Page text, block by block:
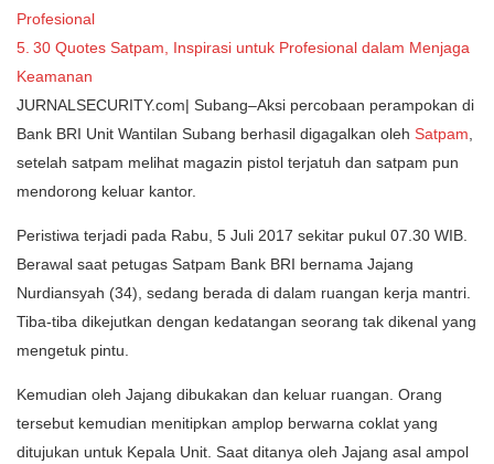
Profesional
30 Quotes Satpam, Inspirasi untuk Profesional dalam Menjaga
Keamanan
JURNALSECURITY.com| Subang–Aksi percobaan perampokan di
Bank BRI Unit Wantilan Subang berhasil digagalkan oleh Satpam
setelah satpam melihat magazin pistol terjatuh dan satpam pun
mendorong keluar kantor.
Peristiwa terjadi pada Rabu, 5 Juli 2017 sekitar pukul 07.30 WIB.
Berawal saat petugas Satpam Bank BRI bernama Jajang
Nurdiansyah (34), sedang berada di dalam ruangan kerja mantri.
Tiba-tiba dikejutkan dengan kedatangan seorang tak dikenal yang
mengetuk pintu.
Kemudian oleh Jajang dibukakan dan keluar ruangan. Orang
tersebut kemudian menitipkan amplop berwarna coklat yang
ditujukan untuk Kepala Unit. Saat ditanya oleh Jajang asal ampol